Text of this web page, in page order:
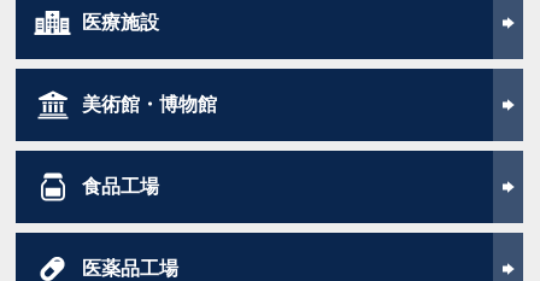
医療施設
美術館・博物館
食品工場
医薬品工場